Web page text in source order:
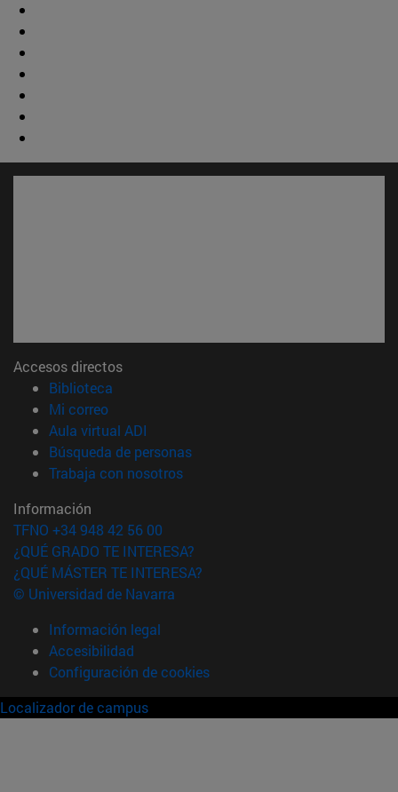
Accesos directos
Biblioteca
Mi correo(abre en nueva ventana)
Aula virtual ADI
Búsqueda de personas(abre en nueva ventana)
Trabaja con nosotros(abre en nueva ventana)
Información
TFNO +34 948 42 56 00
¿QUÉ GRADO TE INTERESA?
¿QUÉ MÁSTER TE INTERESA?
© Universidad de Navarra
Información legal
Accesibilidad
Configuración de cookies
Localizador de campus